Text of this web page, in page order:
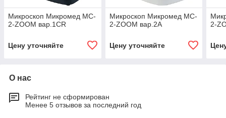
Микроскоп Микромед MC-
2-ZOOM вар.1СR
Цену уточняйте
Микроскоп Микромед MC-
2-ZOOM вар.2А
Цену уточняйте
2-
О нас
Рейтинг не сформирован
Менее 5 отзывов за последний год